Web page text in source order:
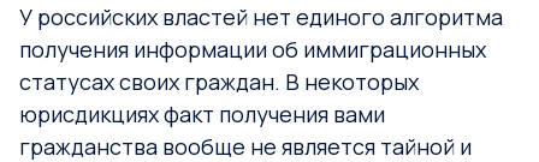
У российских властей нет единого алгоритма
получения информации об иммиграционных
статусах своих граждан. В некоторых
юрисдикциях факт получения вами
гражданства вообще не является тайной и